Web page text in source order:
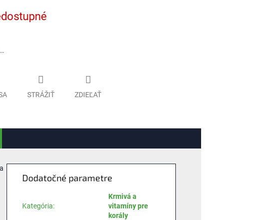
STRÁŽIŤ ZDIEĽAŤ
Dodatočné parametre
Kategória:
Krmivá a
vitamíny pre
korály